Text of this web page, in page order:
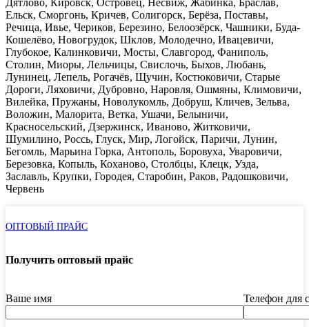
Дятлово, Кировск, Островец, Несвиж, Жабинка, Браслав,
Ельск, Сморгонь, Кричев, Солигорск, Берёза, Поставы,
Речица, Ивье, Чериков, Березино, Белоозёрск, Чашники, Буда-
Кошелёво, Новогрудок, Шклов, Молодечно, Ивацевичи,
Глубокое, Калинковичи, Мосты, Славгород, Фаниполь,
Столин, Миоры, Лельчицы, Свислочь, Быхов, Любань,
Лунинец, Лепель, Рогачёв, Щучин, Костюковичи, Старые
Дороги, Ляховичи, Дубровно, Наровля, Ошмяны, Климовичи,
Вилейка, Пружаны, Новолукомль, Добруш, Кличев, Зельва,
Воложин, Малорита, Ветка, Ушачи, Белыничи,
Красносельский, Дзержинск, Иваново, Житковичи,
Шумилино, Россь, Глуск, Мир, Логойск, Паричи, Лунин,
Бегомль, Марьина Горка, Антополь, Боровуха, Уваровичи,
Березовка, Копыль, Коханово, Столбцы, Клецк, Узда,
Заславль, Крупки, Городея, Старобин, Раков, Радошковичи,
Червень
ОПТОВЫЙ ПРАЙС
Получить оптовый прайс
Ваше имя Телефон для